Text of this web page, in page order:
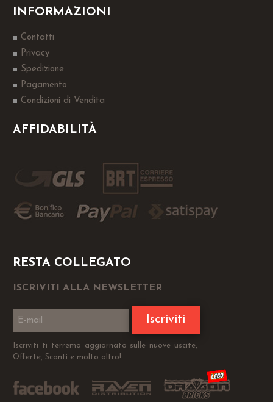
INFORMAZIONI
Contatti
Privacy
Spedizione
Pagamento
Condizioni di Vendita
AFFIDABILITÀ
RESTA COLLEGATO
ISCRIVITI ALLA NEWSLETTER
Iscriviti
Iscriviti ti terremo aggiornato sulle nuove uscite,
Offerte, Sconti e molto altro!